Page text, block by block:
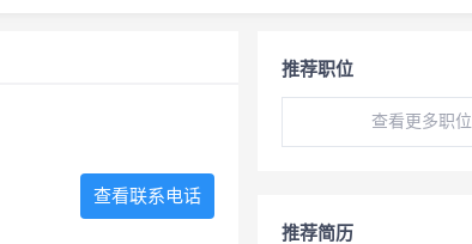
推荐职位
查看更多职位
推荐简历
查看联系电话